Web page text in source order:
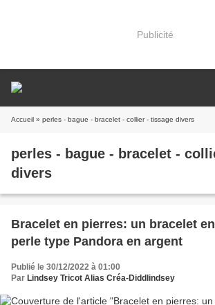
Publicité
Accueil » perles - bague - bracelet - collier - tissage divers
perles - bague - bracelet -
divers
Bracelet en pierres: un bracelet
perle type Pandora en argent
Publié le 30/12/2022 à 01:00
Par Lindsey Tricot Alias Créa-Diddlindsey